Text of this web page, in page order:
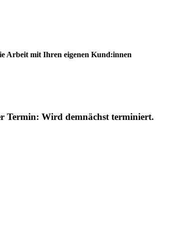
Arbeit mit Ihren eigenen Kund:innen
Termin: Wird demnächst terminiert.